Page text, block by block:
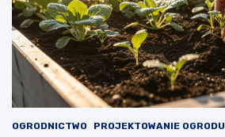
OGRODNICTWO PROJEKTOWANIE OGRODU